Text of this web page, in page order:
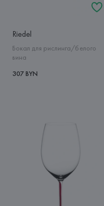
Riedel
Бокал для рислинга/белого
вина
307 BYN